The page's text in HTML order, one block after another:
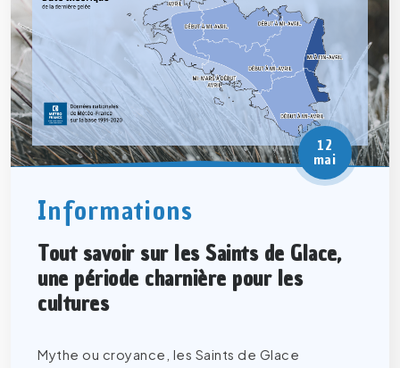
12
mai
Informations
Tout savoir sur les Saints de Glace,
une période charnière pour les
cultures
Mythe ou croyance, les Saints de Glace